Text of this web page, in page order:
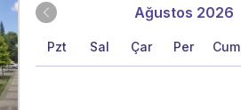
Ağustos 2026
Pzt Sal Çar Per Cum